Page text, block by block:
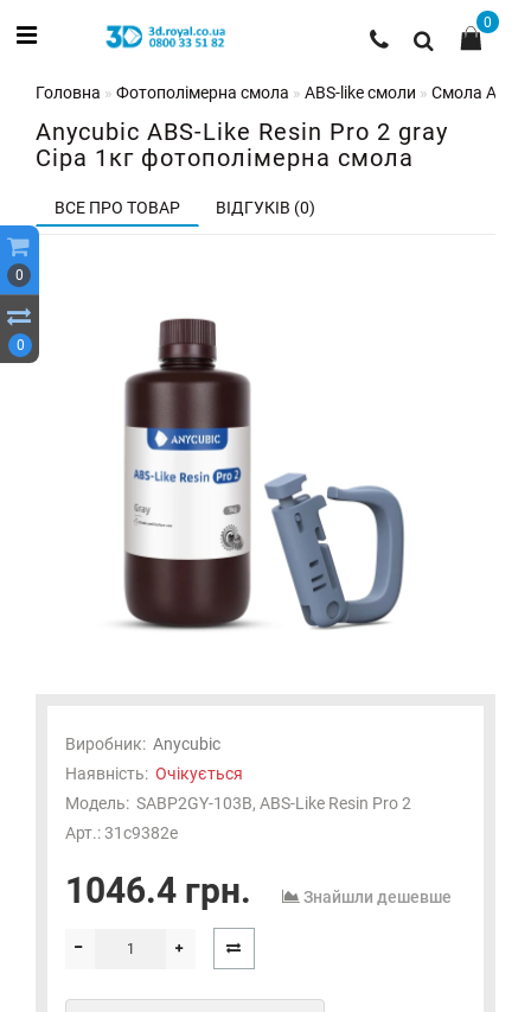
0
0
0
Головна Фотополімерна смола ABS-like смоли Смола
Anycubic ABS-Like Resin Pro 2 gray
Сіра 1кг фотополімерна смола
ВСЕ ПРО ТОВАР ВІДГУКІВ (0)
Виробник: Anycubic
Наявність: Очікується
Модель: SABP2GY-103B, ABS-Like Resin Pro 2
Арт.: 31c9382e
1046.4 грн. Знайшли дешевше